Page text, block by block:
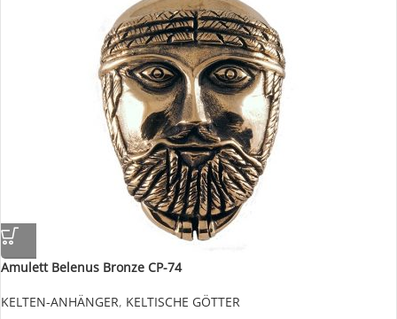
Amulett Belenus Bronze CP-74
KELTEN-ANHÄNGER, KELTISCHE GÖTTER